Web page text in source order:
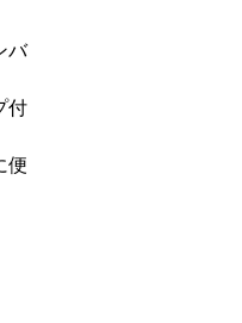
バ
付
便